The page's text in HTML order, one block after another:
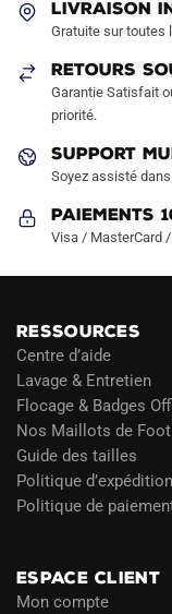
choisies
la
page
produit
LIVRAISON
Gratuite sur toutes
RETOURS
Garantie Satisfait
priorité.
SUPPORT
Soyez assisté
Paiements
Visa / MasterCard
RESSOURCES
Centre d’aide
Lavage & Entretien
Flocage & Badges
Nos Maillots de
Guide des tailles
Politique d’expédition
Politique de
ESPACE CLIENT
Mon compte